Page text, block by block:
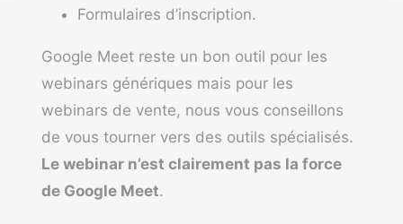
Formulaires d’inscription.
Google Meet reste un bon outil pour les
webinars génériques mais pour les
webinars de vente, nous vous conseillons
de vous tourner vers des outils spécialisés.
Le webinar n’est clairement pas la force
de Google Meet.